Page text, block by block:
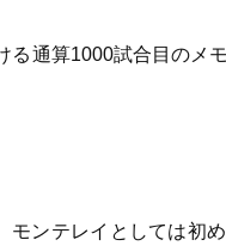
通算1000試合目のメ
モンテレイとしては初